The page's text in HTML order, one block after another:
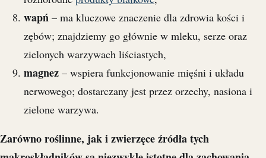
wapń – ma kluczowe znaczenie dla zdrowia kości i
zębów; znajdziemy go głównie w mleku, serze oraz
zielonych warzywach liściastych,
magnez – wspiera funkcjonowanie mięśni i układu
nerwowego; dostarczany jest przez orzechy, nasiona i
zielone warzywa.
Zarówno roślinne, jak i zwierzęce źródła tych